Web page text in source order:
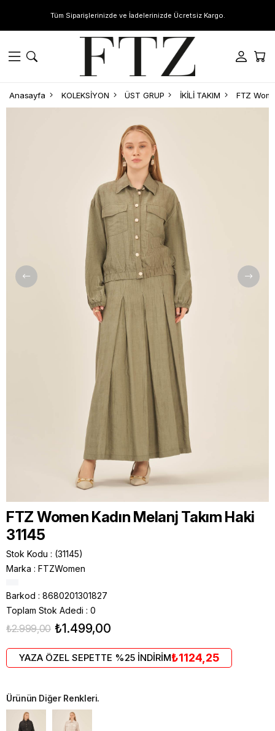
Tüm Siparişlerinizde ve İadelerinizde Ücretsiz Kargo.
Anasayfa KOLEKSİYON ÜST GRUP İKİLİ TAKIM FTZ
FTZ Women Kadın Melanj Takım Haki
31145
Stok Kodu
(31145)
Marka : FTZWomen
Barkod : 8680201301827
Toplam Stok Adedi : 0
₺2.999,00 ₺1.499,00
YAZA ÖZEL SEPETTE %25 İNDİRİM₺1124,25
Ürünün Diğer Renkleri.